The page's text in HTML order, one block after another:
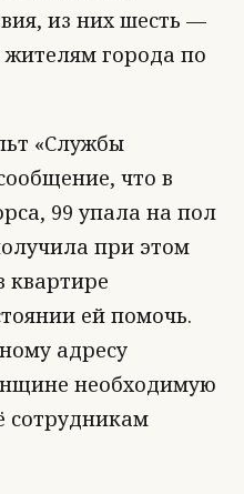
из них шесть —
города по
«Службы
что в
99 упала на пол
при этом
квартире
ей помочь.
адресу
необходимую
сотрудникам